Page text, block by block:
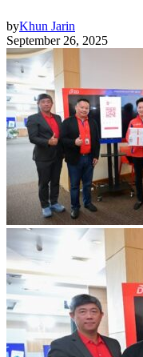
byKhun Jarin
September 26, 2025